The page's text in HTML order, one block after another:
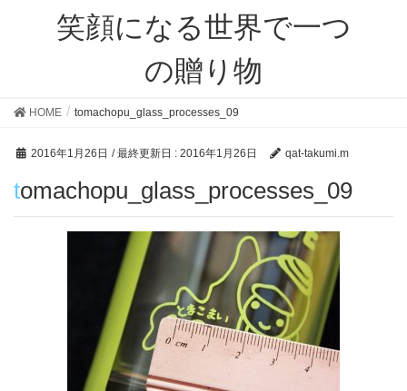
笑顔になる世界で一つ
の贈り物
HOME tomachopu_glass_processes_09
2016年1月26日 / 最終更新日 : 2016年1月26日 qat-takumi.m
tomachopu_glass_processes_09